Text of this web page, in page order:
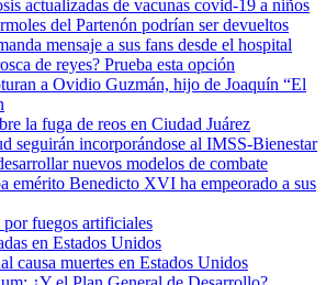
actualizadas de vacunas covid-19 a niños
del Partenón podrían ser devueltos
mensaje a sus fans desde el hospital
de reyes? Prueba esta opción
a Ovidio Guzmán, hijo de Joaquín “El
la fuga de reos en Ciudad Juárez
seguirán incorporándose al IMSS-Bienestar
nuevos modelos de combate
emérito Benedicto XVI ha empeorado a sus
por fuegos artificiales
en Estados Unidos
causa muertes en Estados Unidos